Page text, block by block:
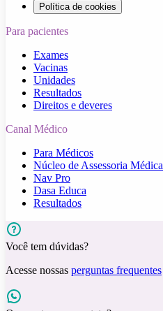
Política de cookies
Para pacientes
Exames
Vacinas
Unidades
Resultados
Direitos e deveres
Canal Médico
Para Médicos
Núcleo de Assessoria Médica
Nav Pro
Dasa Educa
Resultados
Você tem dúvidas?
Acesse nossas perguntas frequentes